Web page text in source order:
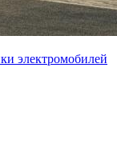
электромобилей